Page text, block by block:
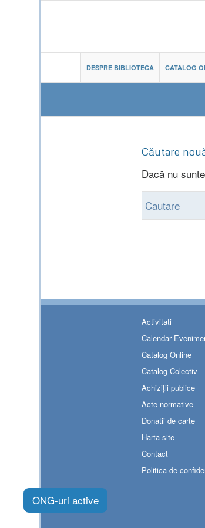
DESPRE BIBLIOTECA CATALOG
Căutare
Dacă nu
Activitati
Calendar
Catalog Online
Catalog Colectiv
Achiziții publice
Acte normative
Donatii de carte
Harta site
Contact
Politica de
ONG-uri active